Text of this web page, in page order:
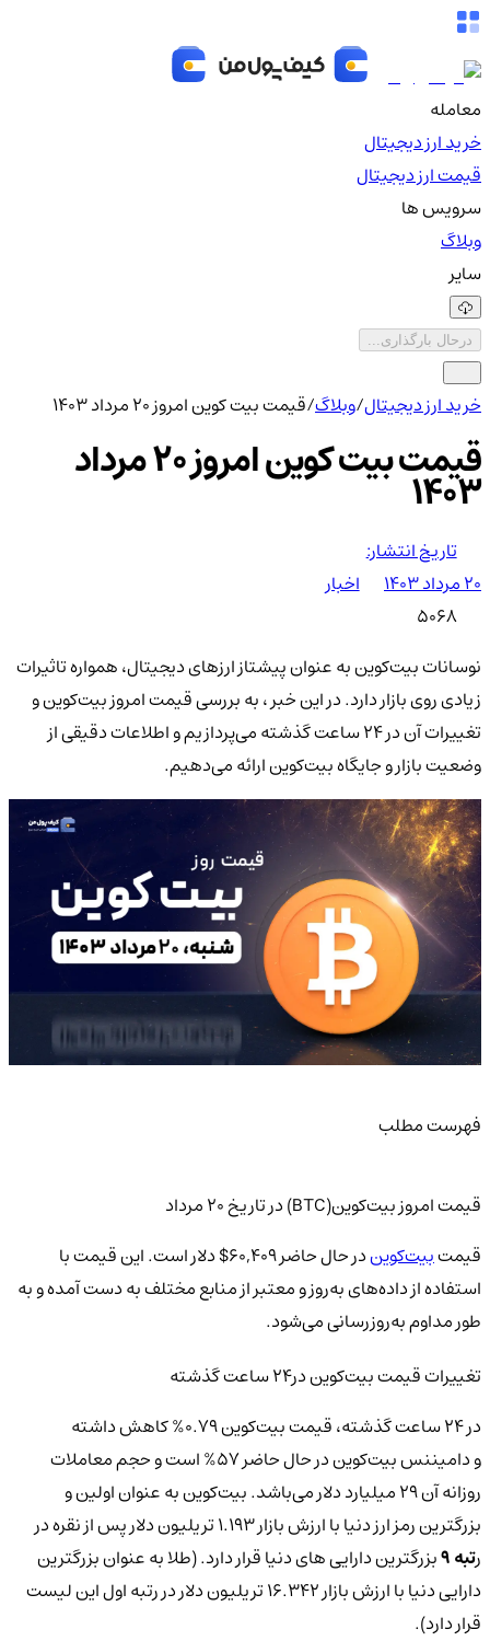
معامله
خرید ارز دیجیتال
قیمت ارز دیجیتال
سرویس ها
وبلاگ
سایر
درحال بارگذاری...
خرید ارز دیجیتال/وبلاگ/قیمت بیت کوین امروز 20 مرداد 1403
قیمت بیت کوین امروز 20 مرداد
1403
تاریخ انتشار:
۲۰ مرداد ۱۴۰۳
اخبار
5068
نوسانات بیت‌کوین به عنوان پیشتاز ارزهای دیجیتال، همواره تاثیرات
زیادی روی بازار دارد. در این خبر ، به بررسی قیمت امروز بیت‌کوین و
تغییرات آن در 24 ساعت گذشته می‌پردازیم و اطلاعات دقیقی از
وضعیت بازار و جایگاه بیت‌کوین ارائه می‌دهیم.
فهرست مطلب
قیمت امروز بیت‌کوین(BTC) در تاریخ 20 مرداد
قیمتبیت‌کوین
در حال حاضر 60,409$ دلار است. این قیمت با
استفاده از داده‌های به‌روز و معتبر از منابع مختلف به دست آمده و به
طور مداوم به‌روزرسانی می‌شود.
تغییرات قیمت بیت‌کوین‌ در24 ساعت گذشته
در 24 ساعت گذشته، قیمت بیت‌کوین 0.79% کاهش داشته
و دامیننس بیت‌کوین در حال حاضر 57% است و حجم معاملات
روزانه آن 29 میلیارد دلار می‌باشد. بیت‌کوین به عنوان اولین و
بزرگترین رمز ارز دنیا با ارزش بازار 1.193 تریلیون دلار پس از نقره در
تبه 9 بزرگترین دارایی های دنیا قرار دارد. (طلا به عنوان بزرگترین
دارایی دنیا با ارزش بازار 16.342 تریلیون دلار در رتبه اول این لیست
قرار دارد).